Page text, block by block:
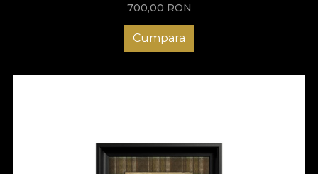
700,00 RON
Cumpara